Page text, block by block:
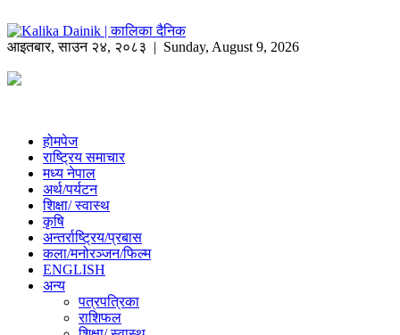
आइतबार,साउन २४, २०८३ | Sunday, August 9, 2026
होमपेज
राष्ट्रिय समाचार
मध्य नेपाल
अर्थ/पर्यटन
शिक्षा/ स्वास्थ
कृषि
अन्तर्राष्ट्रिय/प्रबास
कला/मनोरञ्जन/फिल्म
ENGLISH
अन्य
पत्रपत्रिका
राशिफल